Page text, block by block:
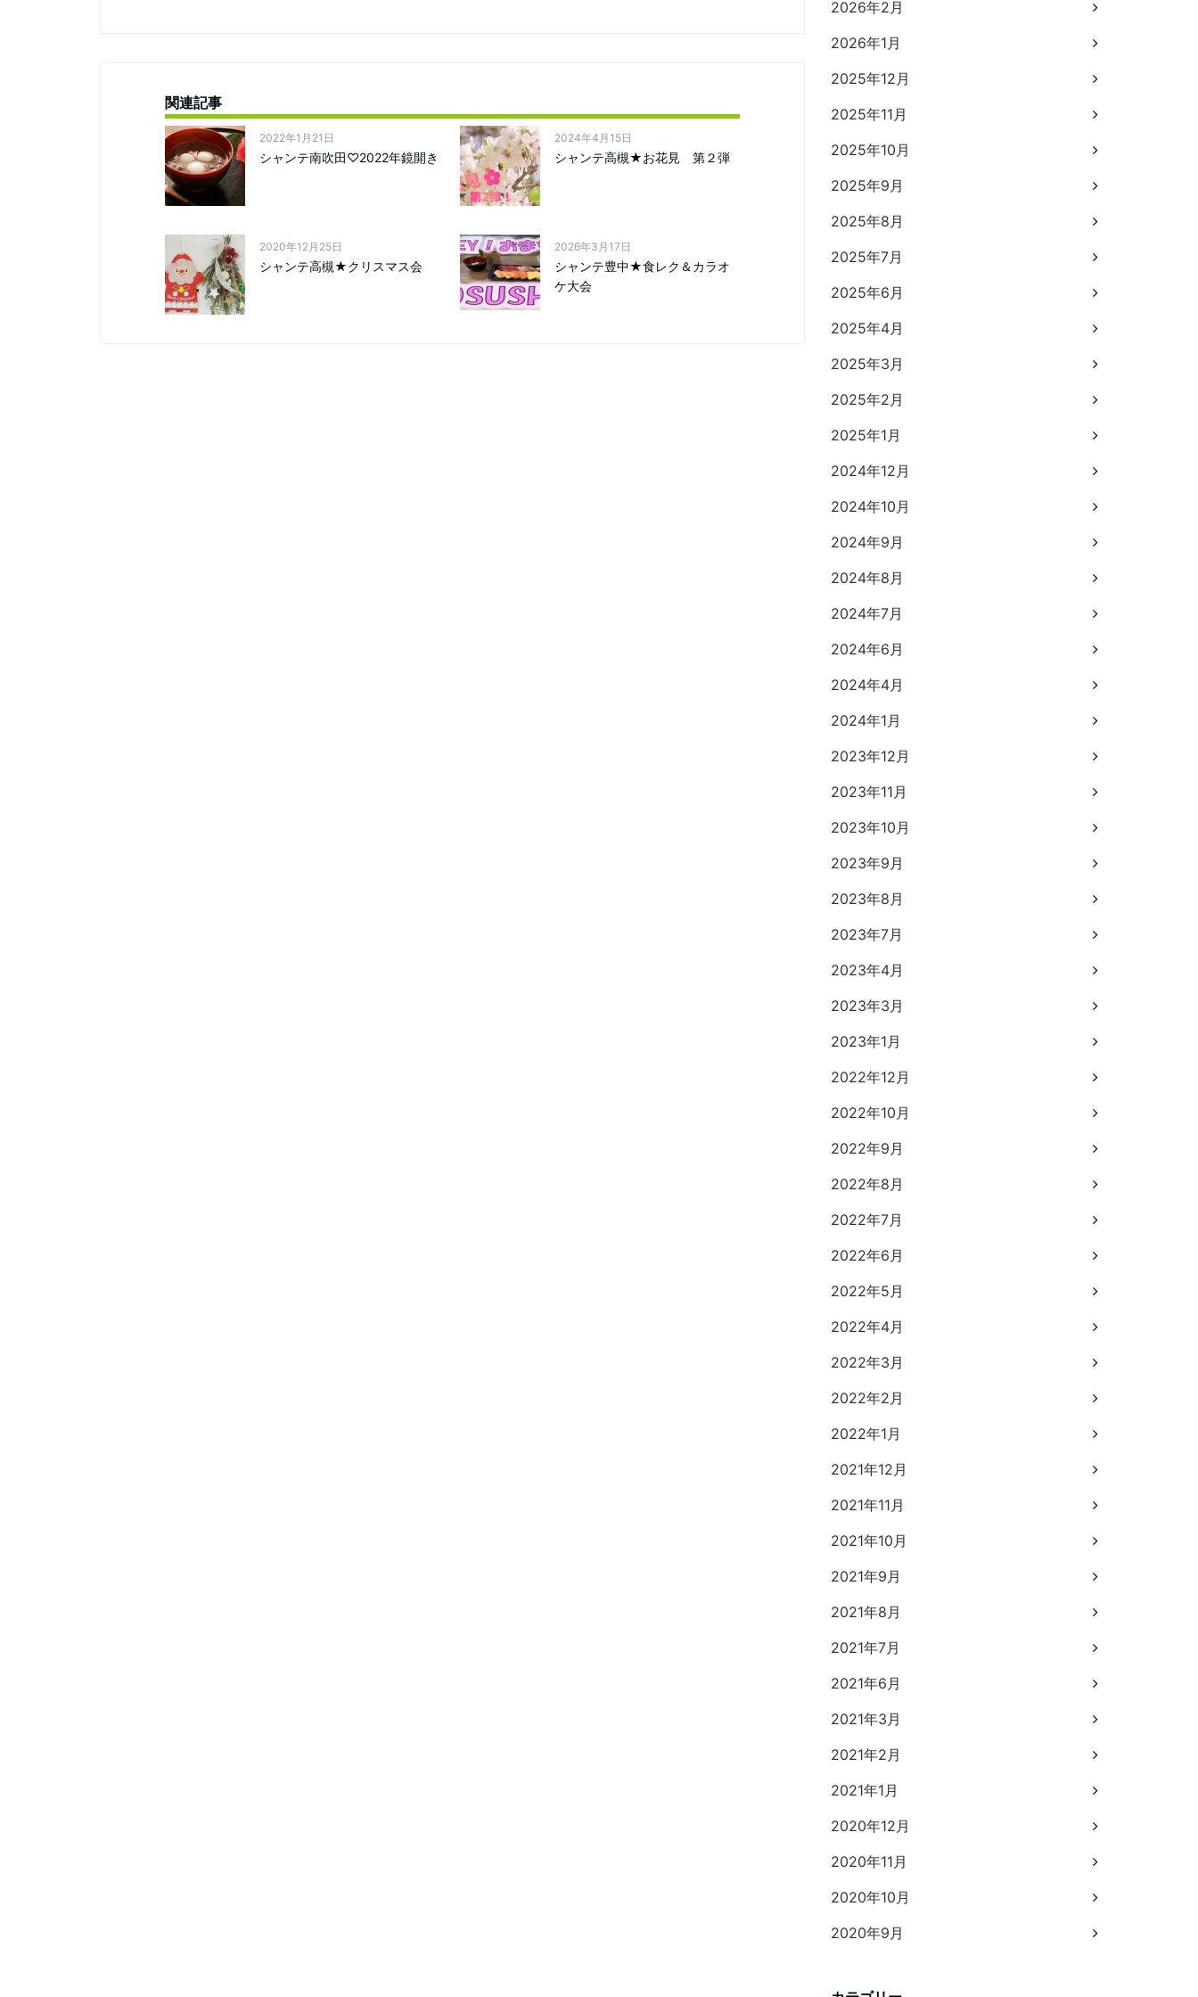
関連記事
2022年1月21日
シャンテ南吹田♡2022年鏡開き
2024年4月15日
シャンテ高槻★お花見 第２弾
2020年12月25日
シャンテ高槻★クリスマス会
2026年3月17日
シャンテ豊中★食レク＆カラオ
ケ大会
2026年2月
2026年1月
2025年12月
2025年11月
2025年10月
2025年9月
2025年8月
2025年7月
2025年6月
2025年4月
2025年3月
2025年2月
2025年1月
2024年12月
2024年10月
2024年9月
2024年8月
2024年7月
2024年6月
2024年4月
2024年1月
2023年12月
2023年11月
2023年10月
2023年9月
2023年8月
2023年7月
2023年4月
2023年3月
2023年1月
2022年12月
2022年10月
2022年9月
2022年8月
2022年7月
2022年6月
2022年5月
2022年4月
2022年3月
2022年2月
2022年1月
2021年12月
2021年11月
2021年10月
2021年9月
2021年8月
2021年7月
2021年6月
2021年3月
2021年2月
2021年1月
2020年12月
2020年11月
2020年10月
2020年9月